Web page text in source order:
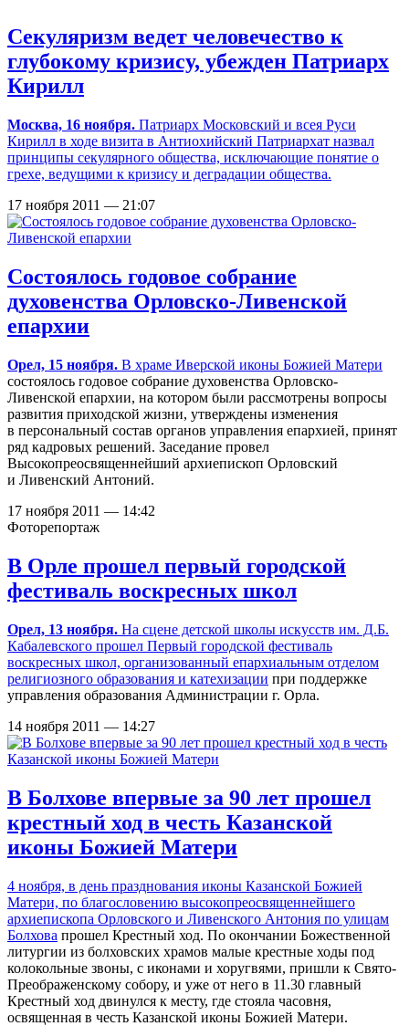
Секуляризм ведет человечество к
глубокому кризису, убежден Патриарх
Кирилл
Москва, 16 ноября. Патриарх Московский и всея Руси
Кирилл в ходе визита в Антиохийский Патриархат назвал
принципы секулярного общества, исключающие понятие о
грехе, ведущими к кризису и деградации общества.
17 ноября 2011 — 21:07
Состоялось годовое собрание
духовенства Орловско-Ливенской
епархии
Орел, 15 ноября. В храме Иверской иконы Божией Матери
состоялось годовое собрание духовенства Орловско-
Ливенской епархии, на котором были рассмотрены вопросы
развития приходской жизни, утверждены изменения
в персональный состав органов управления епархией, принят
ряд кадровых решений. Заседание провел
Высокопреосвященнейший архиепископ Орловский
и Ливенский Антоний.
17 ноября 2011 — 14:42
Фоторепортаж
В Орле прошел первый городской
фестиваль воскресных школ
Орел, 13 ноября. На сцене детской школы искусств им. Д.Б.
Кабалевского прошел Первый городской фестиваль
воскресных школ, организованный епархиальным отделом
религиозного образования и катехизации при поддержке
управления образования Администрации г. Орла.
14 ноября 2011 — 14:27
В Болхове впервые за 90 лет прошел
крестный ход в честь Казанской
иконы Божией Матери
4 ноября, в день празднования иконы Казанской Божией
Матери, по благословению высокопреосвященнейшего
архиепископа Орловского и Ливенского Антония по улицам
Болхова прошел Крестный ход. По окончании Божественной
литургии из болховских храмов малые крестные ходы под
колокольные звоны, с иконами и хоругвями, пришли к Свято-
Преображенскому собору, и уже от него в 11.30 главный
Крестный ход двинулся к месту, где стояла часовня,
освященная в честь Казанской иконы Божией Матери.